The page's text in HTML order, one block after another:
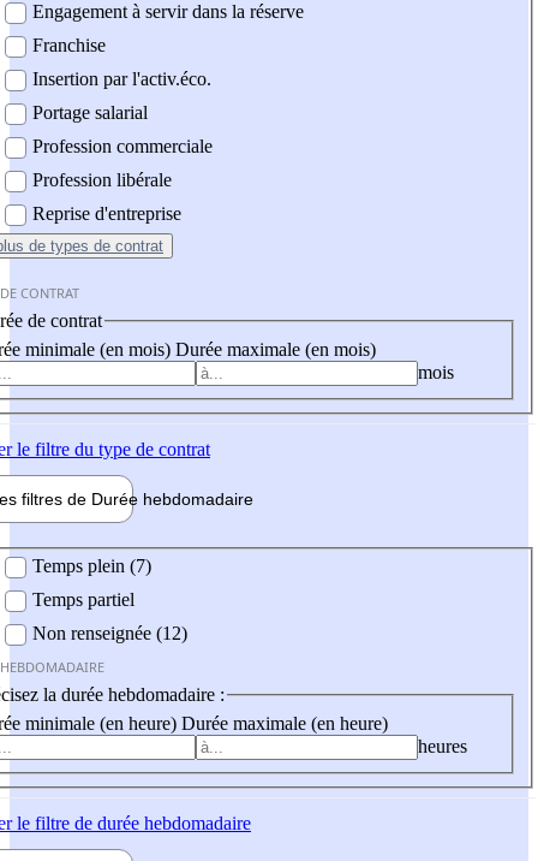
Engagement à servir dans la réserve
Franchise
Insertion par l'activ.éco.
Portage salarial
Profession commerciale
Profession libérale
Reprise d'entreprise
de types de contrat
CONTRAT
de contrat
minimale (en mois) Durée maximale (en mois)
mois
le filtre du type de contrat
filtres de Durée hebdomadaire
Temps plein (7)
Temps partiel
Non renseignée (12)
la durée hebdomadaire :
minimale (en heure) Durée maximale (en heure)
heures
le filtre de durée hebdomadaire